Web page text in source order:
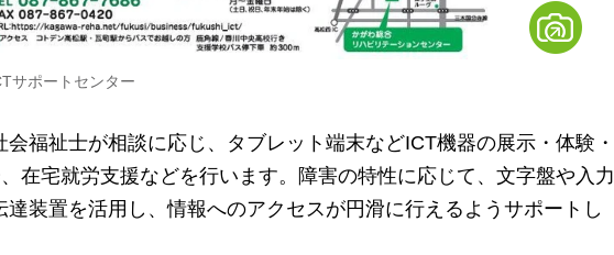
サポートセンター
福祉士が相談に応じ、タブレット端末などICT機器の展示・体験・
在宅就労支援などを行います。障害の特性に応じて、文字盤や入力
達装置を活用し、情報へのアクセスが円滑に行えるようサポートし